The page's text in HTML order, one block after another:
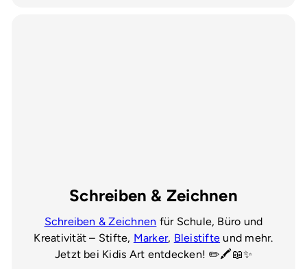
Schreiben & Zeichnen
Schreiben & Zeichnen für Schule, Büro und
Kreativität – Stifte, Marker, Bleistifte und mehr.
Jetzt bei Kidis Art entdecken! ✏️🖍️📖✨